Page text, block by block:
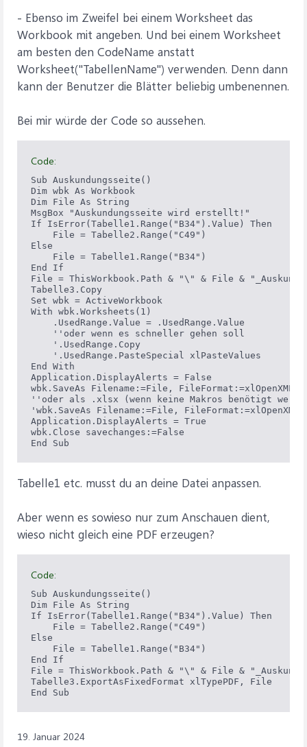
- Ebenso im Zweifel bei einem Worksheet das
Workbook mit angeben. Und bei einem Worksheet
am besten den CodeName anstatt
Worksheet("TabellenName") verwenden. Denn dann
kann der Benutzer die Blätter beliebig umbenennen.
Bei mir würde der Code so aussehen.
Code:
Sub Auskundungsseite()
Dim wbk As Workbook
Dim File As String
MsgBox "Auskundungsseite wird erstellt!"
If IsError(Tabelle1.Range("B34").Value) Then
File = Tabelle2.Range("C49")
Else
    File = Tabelle1.Range("B34")
End If
File = ThisWorkbook.Path & "\" & File &
Tabelle3.Copy
Set wbk = ActiveWorkbook
With wbk.Worksheets(1)
    .UsedRange.Value = .UsedRange.Value
    ''oder wenn es schneller gehen soll
    '.UsedRange.Copy
    '.UsedRange.PasteSpecial xlPasteValues
End With
Application.DisplayAlerts = False
wbk.SaveAs Filename:=File,
''oder als .xlsx (wenn keine Makros benötigt
'wbk.SaveAs Filename:=File,
Application.DisplayAlerts = True
wbk.Close savechanges:=False
End Sub
Tabelle1 etc. musst du an deine Datei anpassen.
Aber wenn es sowieso nur zum Anschauen dient,
wieso nicht gleich eine PDF erzeugen?
Code:
Sub Auskundungsseite()
Dim File As String
If IsError(Tabelle1.Range("B34").Value) Then
File = Tabelle2.Range("C49")
Else
    File = Tabelle1.Range("B34")
End If
File = ThisWorkbook.Path & "\" & File &
Tabelle3.ExportAsFixedFormat xlTypePDF, File
End Sub
19. Januar 2024